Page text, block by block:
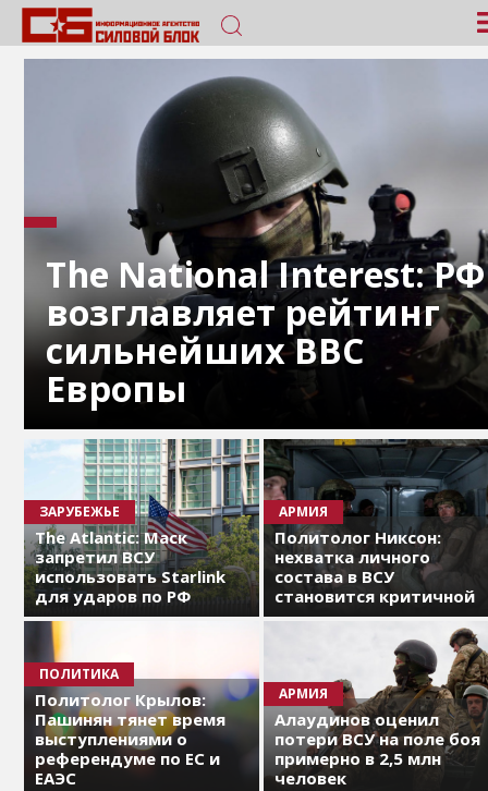
The National Interest: РФ
возглавляет рейтинг
сильнейших ВВС
Европы
ЗАРУБЕЖЬЕ
The Atlantic: Маск
запретил ВСУ
использовать Starlink
для ударов по РФ
АРМИЯ
Политолог Никсон:
нехватка личного
состава в ВСУ
становится критичной
ПОЛИТИКА
Политолог Крылов:
Пашинян тянет время
выступлениями о
референдуме по ЕС и
ЕАЭС
АРМИЯ
Алаудинов оценил
потери ВСУ на поле боя
примерно в 2,5 млн
человек